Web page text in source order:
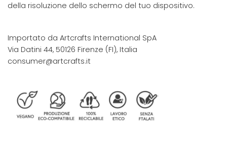
della risoluzione dello schermo del tuo dispositivo.
Importato da Artcrafts International SpA
Via Datini 44, 50126 Firenze (FI), Italia
consumer@artcrafts.it